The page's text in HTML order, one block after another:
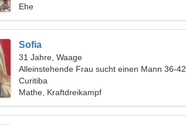
Ehe
Sofia
31 Jahre, Waage
Alleinstehende Frau sucht einen Mann 36-42
Curitiba
Mathe, Kraftdreikampf